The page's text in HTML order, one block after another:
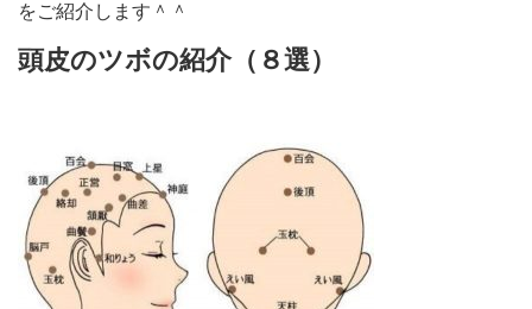
をご紹介します＾＾
頭皮のツボの紹介（８選）